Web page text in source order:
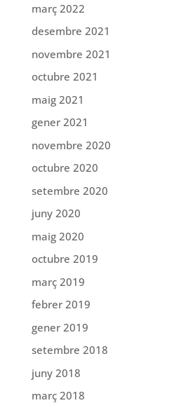
març 2022
desembre 2021
novembre 2021
octubre 2021
maig 2021
gener 2021
novembre 2020
octubre 2020
setembre 2020
juny 2020
maig 2020
octubre 2019
març 2019
febrer 2019
gener 2019
setembre 2018
juny 2018
març 2018